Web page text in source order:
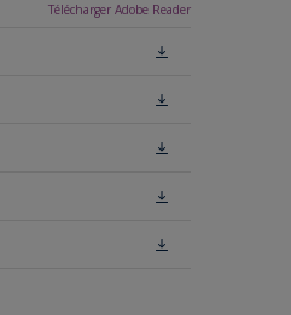
Télécharger Adobe Reader